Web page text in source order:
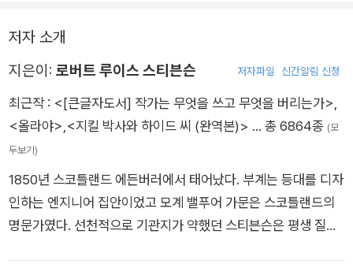
몸을 에드워드 하이드의 몸으로 바꾼다. 하이드의 몸으로 제멋대
로 사고를 치다가 그게 싫증나면 다시 지킬의 몸으로 돌아온다.
그리고 경건한 마음으로 지난 악행을 회개하고 선행으로 지난 잘
못을 보상하는 이중적인 삶을 즐긴다. 이렇게 충동적인 행동을 지
속적으로 하면서 지킬과 하이드는 주객이 전도되고 만다. 하이드
킬은 하이드로 변해 사람을 죽이게 되고 결국 ‘자살’이라는 극단
적인 방법으로 이 생활을 마감한다.
저자 소개
지은이: 로버트 루이스 스티븐슨 저자파일 신간알림 신청
최근작 : <[큰글자도서] 작가는 무엇을 쓰고 무엇을 버리는가>,
<올라야>,<지킬 박사와 하이드 씨 (완역본)> … 총 6864종 (모
두보기)
1850년 스코틀랜드 에든버러에서 태어났다. 부계는 등대를 디자
인하는 엔지니어 집안이었고 모계 밸푸어 가문은 스코틀랜드의
명문가였다. 선천적으로 기관지가 약했던 스티븐슨은 평생 질병